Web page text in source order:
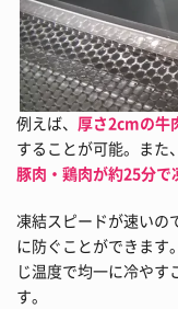
例えば、 厚さ2cmの牛
することが可能。また、
豚肉・鶏肉が約25分で
凍結スピードが速いの
に防ぐことができます
じ温度で均一に冷やす
す。